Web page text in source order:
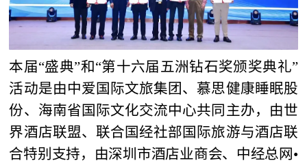
本届“盛典”和“第十六届五洲钻石奖颁奖典礼”
活动是由中爱国际文旅集团、慕思健康睡眠股
份、海南省国际文化交流中心共同主办，由世
界酒店联盟、联合国经社部国际旅游与酒店联
合特别支持，由深圳市酒店业商会、中经总网•